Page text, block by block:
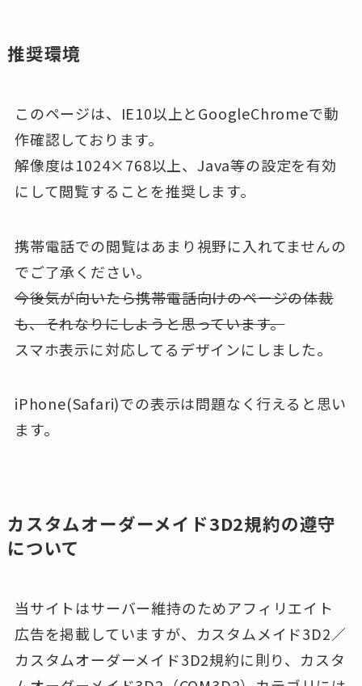
推奨環境
このページは、IE10以上とGoogleChromeで動
作確認しております。
解像度は1024×768以上、Java等の設定を有効
にして閲覧することを推奨します。
携帯電話での閲覧はあまり視野に入れてませんの
でご了承ください。
今後気が向いたら携帯電話向けのページの体裁
も、それなりにしようと思っています。
スマホ表示に対応してるデザインにしました。
iPhone(Safari)での表示は問題なく行えると思い
ます。
カスタムオーダーメイド3D2規約の遵守
について
当サイトはサーバー維持のためアフィリエイト
広告を掲載していますが、カスタムメイド3D2／
カスタムオーダーメイド3D2規約に則り、カスタ